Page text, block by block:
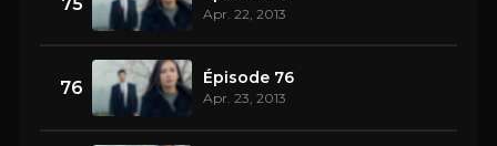
Apr. 22, 2013
76 Épisode 76
Apr. 23, 2013